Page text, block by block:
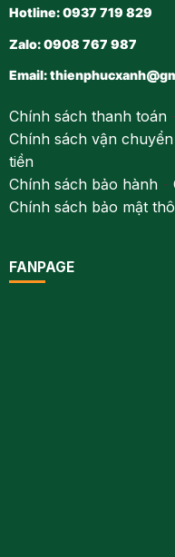
Hotline: 0937 719 829
Zalo: 0908 767 987
Email:
Chính sách thanh toán
Chính sách vận chuyển
tiền
Chính sách bảo hành-
Chính sách bảo mật
FANPAGE